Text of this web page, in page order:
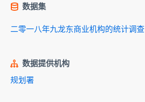
数据集
二零一八年九龙东商业机构的统计调查
数据提供机构
规划署